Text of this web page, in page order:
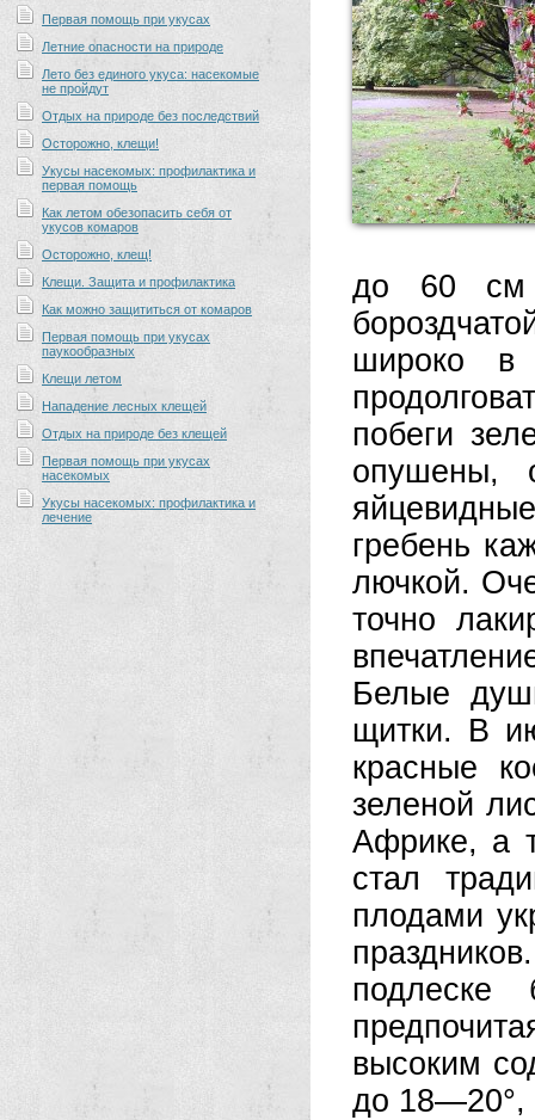
Первая помощь при укусах
Летние опасности на природе
Лето без единого укуса: насекомые
не пройдут
Отдых на природе без последствий
Осторожно, клещи!
Укусы насекомых: профилактика и
первая помощь
Как летом обезопасить себя от
укусов комаров
Осторожно, клещ!
Клещи. Защита и профилактика
Как можно защититься от комаров
Первая помощь при укусах
паукообразных
Клещи летом
Нападение лесных клещей
Отдых на природе без клещей
Первая помощь при укусах
насекомых
Укусы насекомых: профилактика и
лечение
до 60 см
широко в
побеги
опушены,
гребень
лючкой.
точно
Белые
щитки. В
красные
зеленой
Африке, а
стал
плодами
подлеске
высоким
до 18—20°,